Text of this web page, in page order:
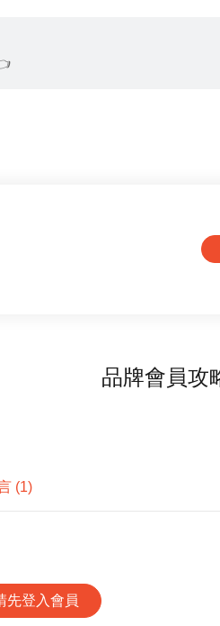
品牌會員攻
(1)
先登入會員